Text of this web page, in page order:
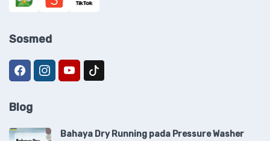
Sosmed
Blog
Bahaya Dry Running pada Pressure Washer